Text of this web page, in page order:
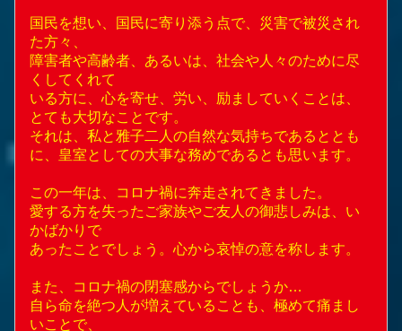
国民を想い、国民に寄り添う点で、災害で被災され
た方々、
障害者や高齢者、あるいは、社会や人々のために尽
くしてくれて
いる方に、心を寄せ、労い、励ましていくことは、
とても大切なことです。
それは、私と雅子二人の自然な気持ちであるととも
に、皇室としての大事な務めであるとも思います。
この一年は、コロナ禍に奔走されてきました。
愛する方を失ったご家族やご友人の御悲しみは、い
かばかりで
あったことでしょう。心から哀悼の意を称します。
また、コロナ禍の閉塞感からでしょうか…
自ら命を絶つ人が増えていることも、極めて痛まし
いことで、